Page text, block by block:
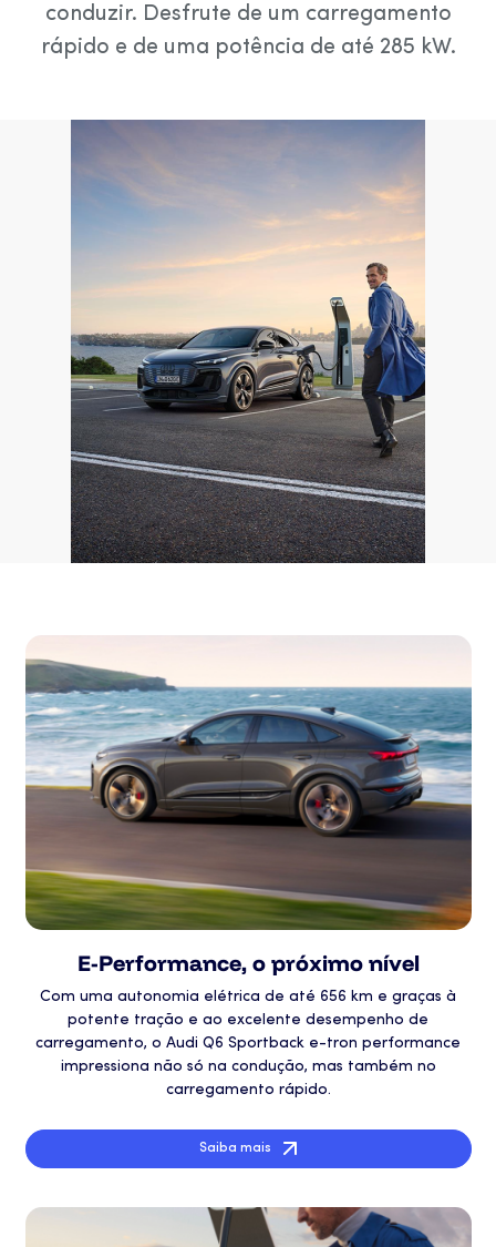
conduzir. Desfrute de um carregamento
rápido e de uma potência de até 285 kW.
E-Performance, o próximo nível
Com uma autonomia elétrica de até 656 km e graças à
potente tração e ao excelente desempenho de
carregamento, o Audi Q6 Sportback e-tron performance
impressiona não só na condução, mas também no
carregamento rápido.
Saiba mais